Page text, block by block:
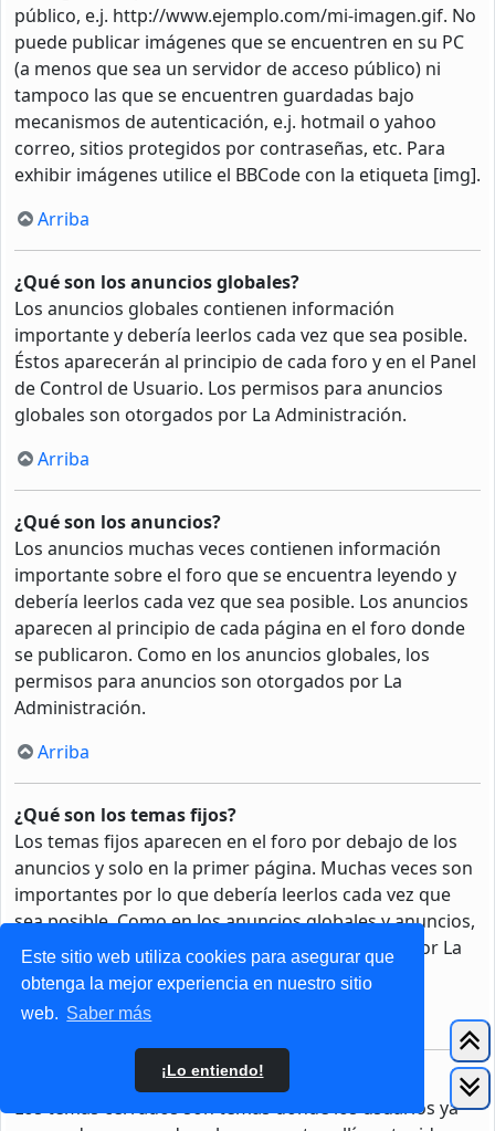
Este sitio web utiliza cookies para asegurar que
obtenga la mejor experiencia en nuestro sitio
web. Saber más
¡Lo entiendo!
público, e.j. http://www.ejemplo.com/mi-imagen.gif. No
puede publicar imágenes que se encuentren en su PC
(a menos que sea un servidor de acceso público) ni
tampoco las que se encuentren guardadas bajo
mecanismos de autenticación, e.j. hotmail o yahoo
correo, sitios protegidos por contraseñas, etc. Para
exhibir imágenes utilice el BBCode con la etiqueta [img].
Arriba
¿Qué son los anuncios globales?
Los anuncios globales contienen información
importante y debería leerlos cada vez que sea posible.
Éstos aparecerán al principio de cada foro y en el Panel
de Control de Usuario. Los permisos para anuncios
globales son otorgados por La Administración.
Arriba
¿Qué son los anuncios?
Los anuncios muchas veces contienen información
importante sobre el foro que se encuentra leyendo y
debería leerlos cada vez que sea posible. Los anuncios
aparecen al principio de cada página en el foro donde
se publicaron. Como en los anuncios globales, los
permisos para anuncios son otorgados por La
Administración.
Arriba
¿Qué son los temas fijos?
Los temas fijos aparecen en el foro por debajo de los
anuncios y solo en la primer página. Muchas veces son
importantes por lo que debería leerlos cada vez que
sea posible. Como en los anuncios globales y anuncios,
los permisos para fijar un tema son otorgados por La
Administración.
Arriba
¿Qué son los temas cerrados?
Los temas cerrados son temas donde los usuarios ya